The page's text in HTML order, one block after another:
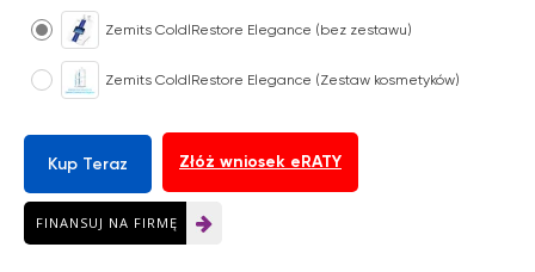
Zemits ColdlRestore Elegance (bez zestawu)
Zemits ColdlRestore Elegance (Zestaw kosmetyków)
Kup Teraz Złóż wniosek eRATY
FINANSUJ NA FIRMĘ
Twoja zniżka jest